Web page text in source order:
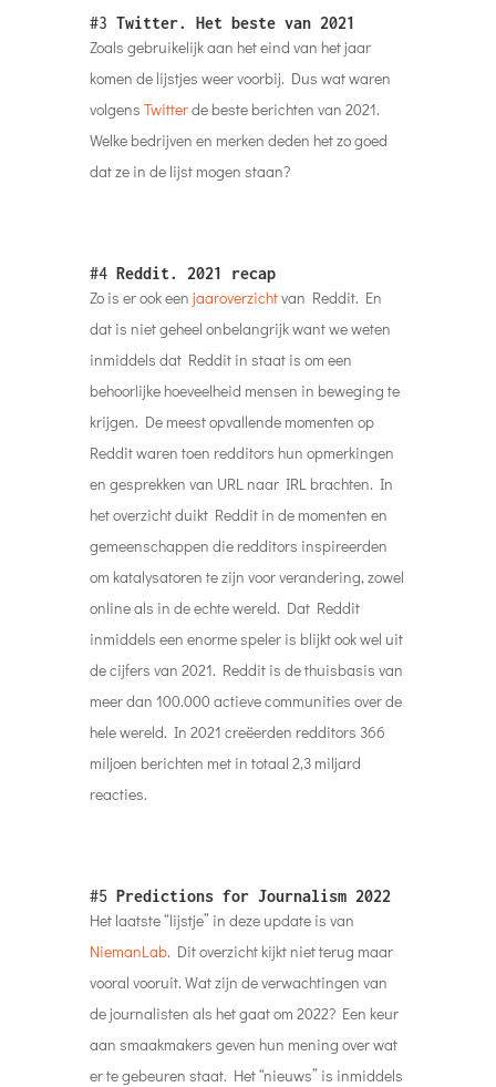
#3 Twitter. Het beste van 2021
Zoals gebruikelijk aan het eind van het jaar
komen de lijstjes weer voorbij. Dus wat waren
volgens Twitterde beste berichten van 2021.
Welke bedrijven en merken deden het zo goed
dat ze in de lijst mogen staan?
#4 Reddit. 2021 recap
Zo is er ook een jaaroverzichtvan Reddit. En
dat is niet geheel onbelangrijk want we weten
inmiddels dat Reddit in staat is om een
behoorlijke hoeveelheid mensen in beweging te
krijgen. De meest opvallende momenten op
Reddit waren toen redditors hun opmerkingen
en gesprekken van URL naar IRL brachten. In
het overzicht duikt Reddit in de momenten en
gemeenschappen die redditors inspireerden
om katalysatoren te zijn voor verandering, zowel
online als in de echte wereld. Dat Reddit
inmiddels een enorme speler is blijkt ook wel uit
de cijfers van 2021. Reddit is de thuisbasis van
meer dan 100.000 actieve communities over de
hele wereld. In 2021 creëerden redditors 366
miljoen berichten met in totaal 2,3 miljard
reacties.
#5 Predictions for Journalism 2022
Het laatste “lijstje” in deze update is van
NiemanLab. Dit overzicht kijkt niet terug maar
vooral vooruit. Wat zijn de verwachtingen van
de journalisten als het gaat om 2022? Een keur
aan smaakmakers geven hun mening over wat
er te gebeuren staat. Het “nieuws” is inmiddels